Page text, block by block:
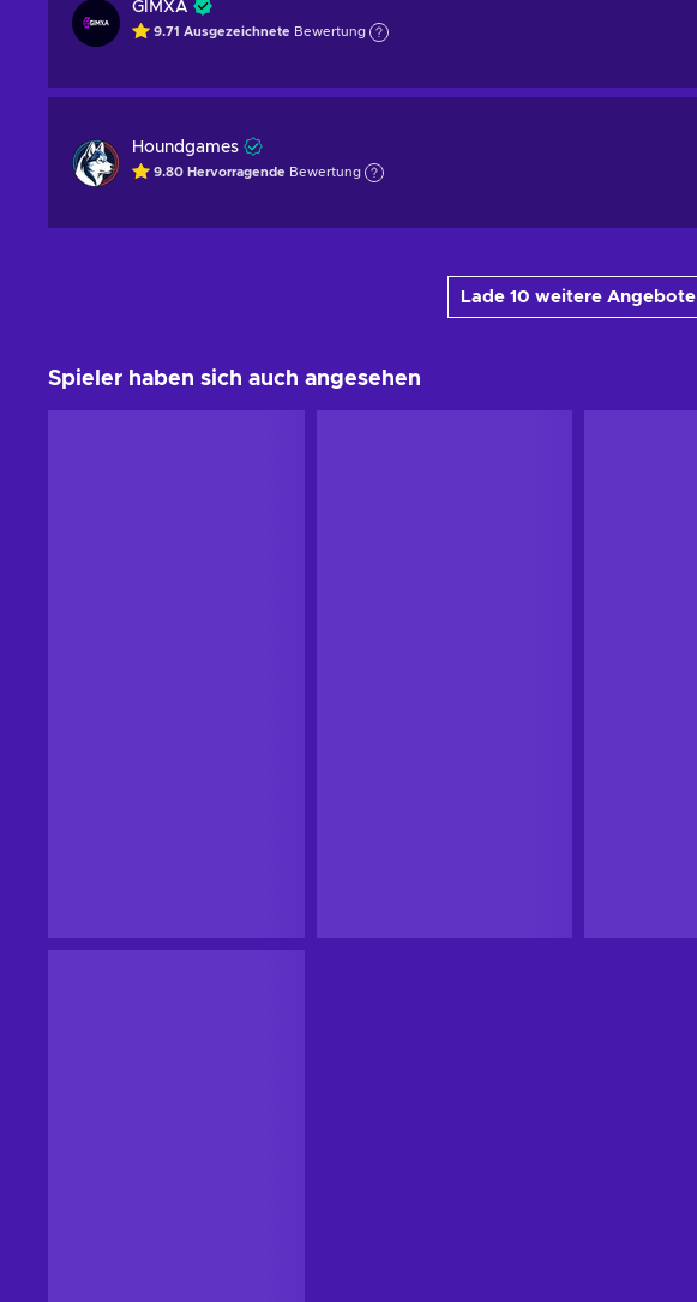
GIMXA
9.71 Ausgezeichnete Bewertung
Houndgames
9.80 Hervorragende Bewertung
Lade 10 weitere Angebote
Spieler haben sich auch angesehen